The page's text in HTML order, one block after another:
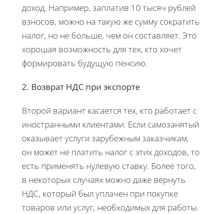
доход. Например, заплатив 10 тысяч рублей
взносов, можно на такую же сумму сократить
налог, но не больше, чем он составляет. Это
хорошая возможность для тех, кто хочет
формировать будущую пенсию.
2. Возврат НДС при экспорте
Второй вариант касается тех, кто работает с
иностранными клиентами. Если самозанятый
оказывает услуги зарубежным заказчикам,
он может не платить налог с этих доходов, то
есть применять нулевую ставку. Более того,
в некоторых случаях можно даже вернуть
НДС, который был уплачен при покупке
товаров или услуг, необходимых для работы.